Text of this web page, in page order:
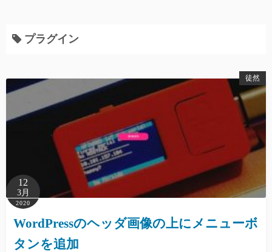
プラグイン
徒然
12
3月
2020
WordPressのヘッダ画像の上にメニューボ
タンを追加